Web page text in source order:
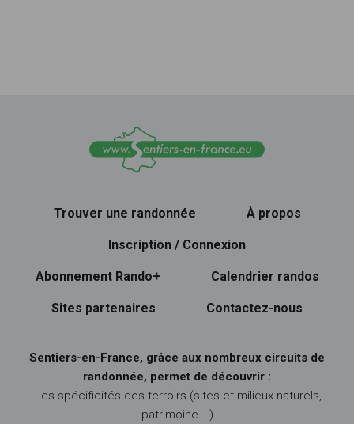
Trouver une randonnée À propos
Inscription / Connexion
Abonnement Rando+ Calendrier randos
Sites partenaires Contactez-nous
Sentiers-en-France, grâce aux nombreux circuits de
randonnée, permet de découvrir :
- les spécificités des terroirs (sites et milieux naturels,
patrimoine …)